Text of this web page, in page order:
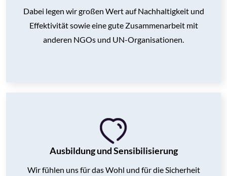
Dabei legen wir großen Wert auf Nachhaltigkeit und
Effektivität sowieeine gute Zusammenarbeit mit
anderen NGOs und UN-Organisationen.
Ausbildung und Sensibilisierung
Wir fühlen uns für das Wohl und für die Sicherheit